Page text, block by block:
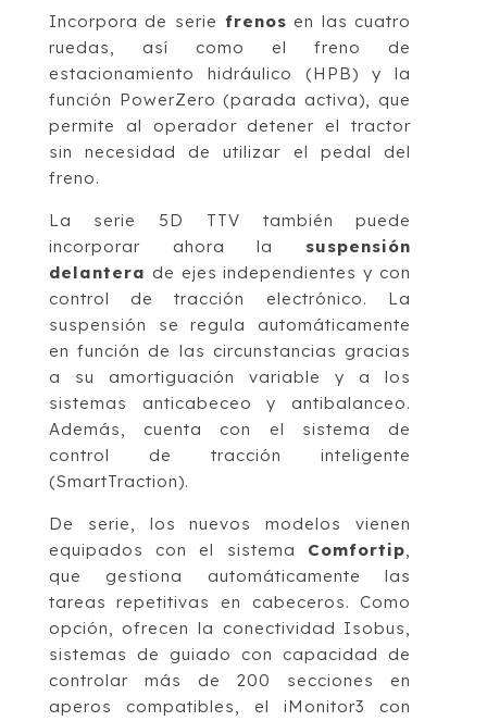
Incorpora de serie frenos en las cuatro
ruedas, así como el freno de
estacionamiento hidráulico (HPB) y la
función PowerZero (parada activa), que
permite al operador detener el tractor
sin necesidad de utilizar el pedal del
freno.
La serie 5D TTV también puede
incorporar ahora la suspensión
delantera de ejes independientes y con
control de tracción electrónico. La
suspensión se regula automáticamente
en función de las circunstancias gracias
a su amortiguación variable y a los
sistemas anticabeceo y antibalanceo.
Además, cuenta con el sistema de
control de tracción inteligente
(SmartTraction).
De serie, los nuevos modelos vienen
equipados con el sistema Comfortip,
que gestiona automáticamente las
tareas repetitivas en cabeceros. Como
opción, ofrecen la conectividad Isobus,
sistemas de guiado con capacidad de
controlar más de 200 secciones en
aperos compatibles, el iMonitor3 con